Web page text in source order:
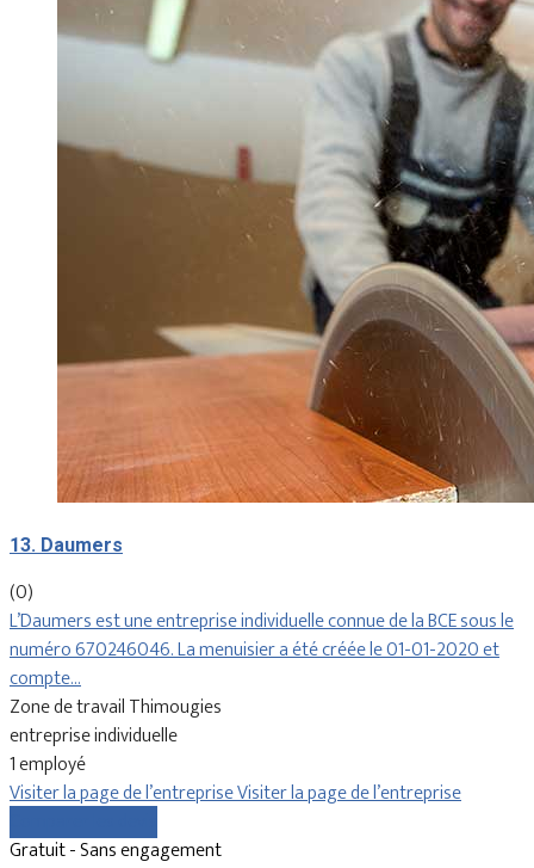
13. Daumers
(0)
L’Daumers est une entreprise individuelle connue de la BCE sous le
numéro 670246046. La menuisier a été créée le 01-01-2020 et
compte…
Zone de travail Thimougies
entreprise individuelle
1 employé
Visiter la page de l’entrepriseVisiter la page de l’entreprise
Gratuit - Sans engagement